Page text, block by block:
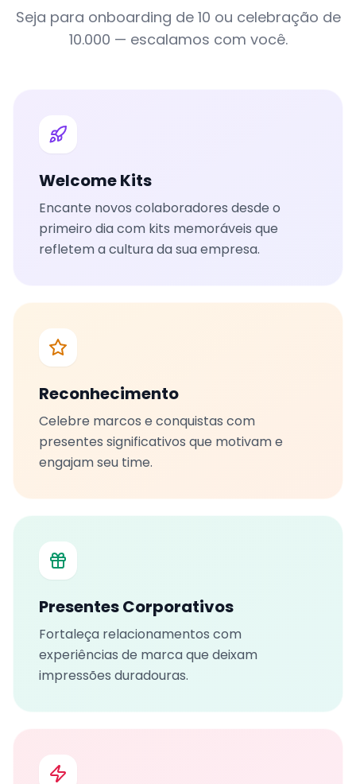
Seja para onboarding de 10 ou celebração de
10.000 — escalamos com você.
Welcome Kits
Encante novos colaboradores desde o
primeiro dia com kits memoráveis que
refletem a cultura da sua empresa.
Reconhecimento
Celebre marcos e conquistas com
presentes significativos que motivam e
engajam seu time.
Presentes Corporativos
Fortaleça relacionamentos com
experiências de marca que deixam
impressões duradouras.